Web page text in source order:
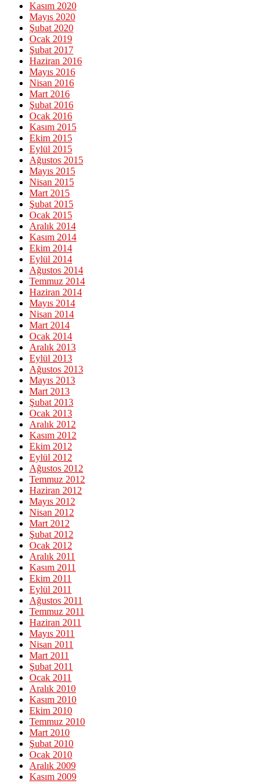
Kasım 2020
Mayıs 2020
Şubat 2020
Ocak 2019
Şubat 2017
Haziran 2016
Mayıs 2016
Nisan 2016
Mart 2016
Şubat 2016
Ocak 2016
Kasım 2015
Ekim 2015
Eylül 2015
Ağustos 2015
Mayıs 2015
Nisan 2015
Mart 2015
Şubat 2015
Ocak 2015
Aralık 2014
Kasım 2014
Ekim 2014
Eylül 2014
Ağustos 2014
Temmuz 2014
Haziran 2014
Mayıs 2014
Nisan 2014
Mart 2014
Ocak 2014
Aralık 2013
Eylül 2013
Ağustos 2013
Mayıs 2013
Mart 2013
Şubat 2013
Ocak 2013
Aralık 2012
Kasım 2012
Ekim 2012
Eylül 2012
Ağustos 2012
Temmuz 2012
Haziran 2012
Mayıs 2012
Nisan 2012
Mart 2012
Şubat 2012
Ocak 2012
Aralık 2011
Kasım 2011
Ekim 2011
Eylül 2011
Ağustos 2011
Temmuz 2011
Haziran 2011
Mayıs 2011
Nisan 2011
Mart 2011
Şubat 2011
Ocak 2011
Aralık 2010
Kasım 2010
Ekim 2010
Temmuz 2010
Mart 2010
Şubat 2010
Ocak 2010
Aralık 2009
Kasım 2009